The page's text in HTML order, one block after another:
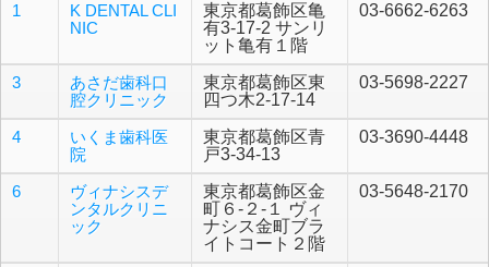
1
K DENTAL CLI
NIC
東京都葛飾区亀
有3-17-2 サンリ
ット亀有１階
03-6662-6263
3
あさだ歯科口
腔クリニック
東京都葛飾区東
四つ木2-17-14
03-5698-2227
4
いくま歯科医
院
東京都葛飾区青
戸3-34-13
03-3690-4448
6
ヴィナシスデ
ンタルクリニ
ック
東京都葛飾区金
町６-２-１ ヴィ
ナシス金町ブラ
イトコート２階
03-5648-2170